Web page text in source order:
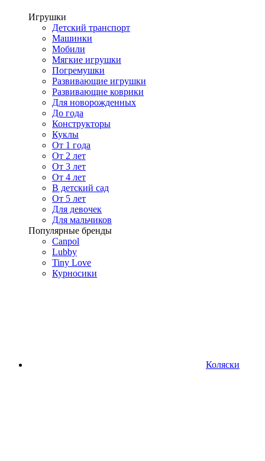
Игрушки
Детский транспорт
Машинки
Мобили
Мягкие игрушки
Погремушки
Развивающие игрушки
Развивающие коврики
Для новорожденных
До года
Конструкторы
Куклы
От 1 года
От 2 лет
От 3 лет
От 4 лет
В детский сад
От 5 лет
Для девочек
Для мальчиков
Популярные бренды
Canpol
Lubby
Tiny Love
Курносики
Коляски